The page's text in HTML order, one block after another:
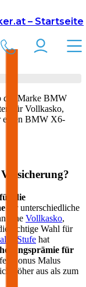
– Startseite
Reihein
der Marke BMW
für Vollkasko,
BMW X6-
die
für unterschiedliche
eine Vollkasko,
richtige Wahl für
Stufe hat
für
(Bonus Malus
höher aus als zum